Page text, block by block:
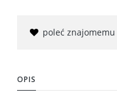
poleć znajomemu
OPIS